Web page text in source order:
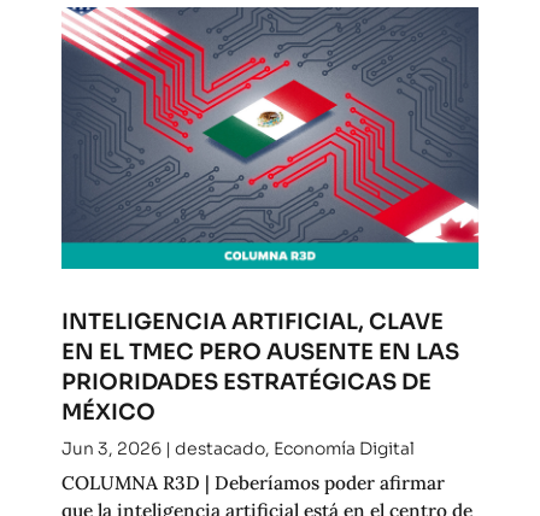
INTELIGENCIA ARTIFICIAL, CLAVE
EN EL TMEC PERO AUSENTE EN LAS
PRIORIDADES ESTRATÉGICAS DE
MÉXICO
Jun 3, 2026| destacado, Economía Digital
COLUMNA R3D | Deberíamos poder afirmar
que la inteligencia artificial está en el centro de